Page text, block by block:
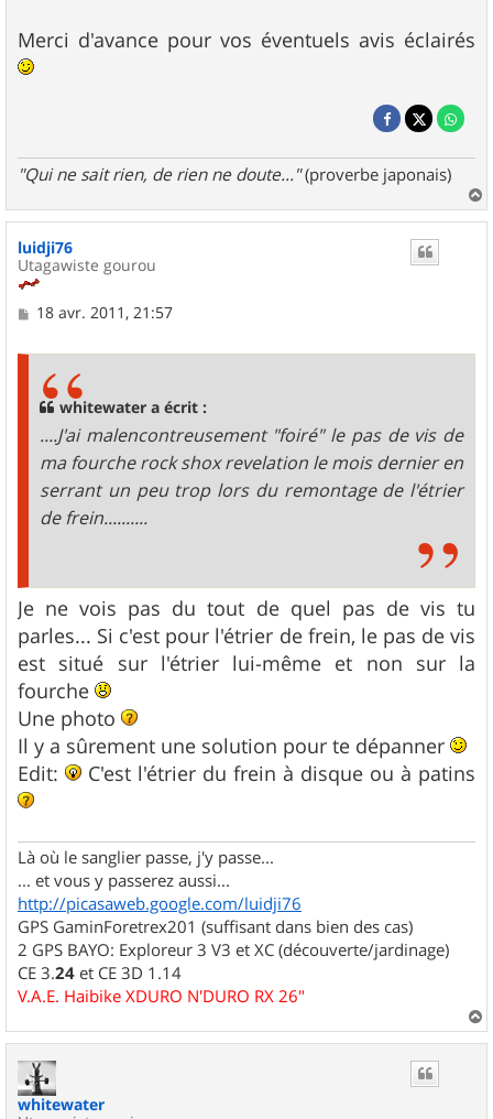
Merci d'avance pour vos éventuels avis éclairés
"Qui ne sait rien, de rien ne doute..."(proverbe japonais)
a
u
luidji76
Utagawiste gourou
M18 avr. 2011, 21:57
whitewater a écrit :
....J'ai malencontreusement "foiré" le pas de vis de
ma fourche rock shox revelation le mois dernier en
serrant un peu trop lors du remontage de l'étrier
de frein..........
Je ne vois pas du tout de quel pas de vis tu
parles... Si c'est pour l'étrier de frein, le pas de vis
est situé sur l'étrier lui-même et non sur la
fourche
Une photo
Il y a sûrement une solution pour te dépanner
Edit:
C'est l'étrier du frein à disque ou à patins
Là où le sanglier passe, j'y passe...
... et vous y passerez aussi...
http://picasaweb.google.com/luidji76
GPS GaminForetrex201 (suffisant dans bien des cas)
2 GPS BAYO: Exploreur 3 V3 et XC (découverte/jardinage)
CE 3.24 et CE 3D 1.14
V.A.E. Haibike XDURO N'DURO RX 26"
a
whitewater